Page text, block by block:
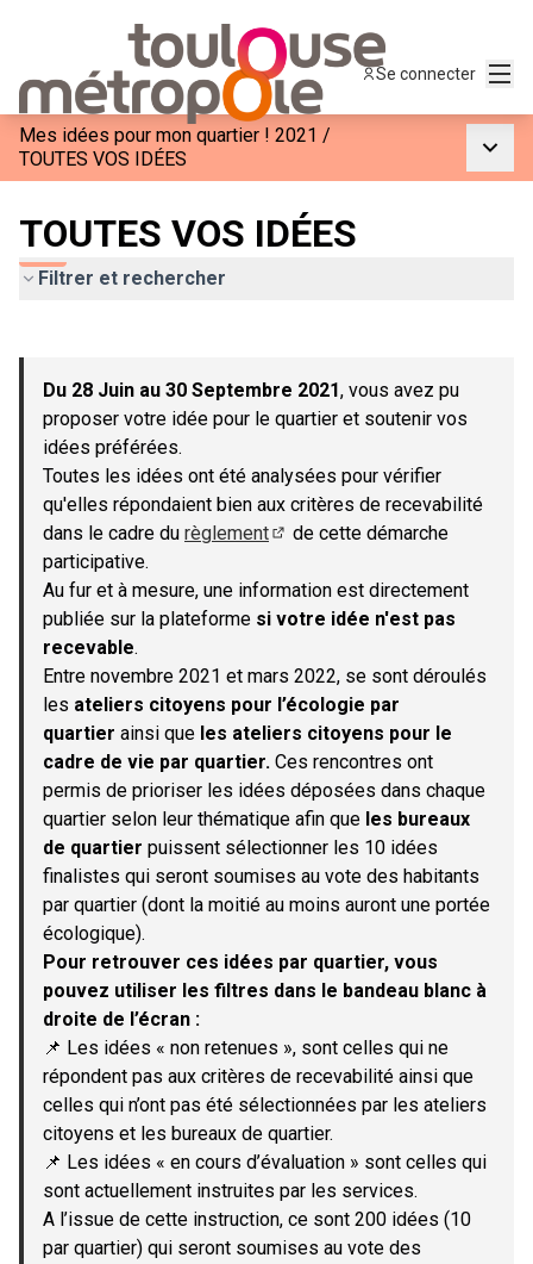
Se connecter
Mes idées pour mon quartier ! 2021 /
TOUTES VOS IDÉES
TOUTES VOS IDÉES
Filtrer et rechercher
−
Du 28 Juin au 30 Septembre 2021, vous avez pu
proposer votre idée pour le quartier et soutenir vos
idées préférées.
Toutes les idées ont été analysées pour vérifier
qu'elles répondaient bien aux critères de recevabilité
dans le cadre du règlement
de cette démarche
participative.
Au fur et à mesure, une information est directement
publiée sur la plateforme si votre idée n'est pas
recevable.
Entre novembre 2021 et mars 2022, se sont déroulés
les ateliers citoyens pour l’écologie par
quartier ainsi que les ateliers citoyens pour le
cadre de vie par quartier. Ces rencontres ont
permis de prioriser les idées déposées dans chaque
quartier selon leur thématique afin que les bureaux
de quartier puissent sélectionner les 10 idées
finalistes qui seront soumises au vote des habitants
par quartier (dont la moitié au moins auront une portée
écologique).
Pour retrouver ces idées par quartier, vous
pouvez utiliser les filtres dans le bandeau blanc à
droite de l’écran :
📌 Les idées « non retenues », sont celles qui ne
répondent pas aux critères de recevabilité ainsi que
celles qui n’ont pas été sélectionnées par les ateliers
citoyens et les bureaux de quartier.
📌 Les idées « en cours d’évaluation » sont celles qui
sont actuellement instruites par les services.
A l’issue de cette instruction, ce sont 200 idées (10
par quartier) qui seront soumises au vote des